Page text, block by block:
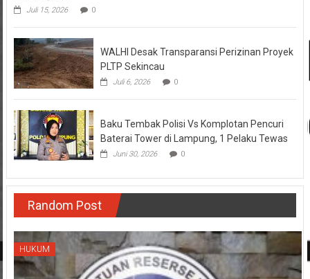
Juli 15, 2026 0
WALHI Desak Transparansi Perizinan Proyek
PLTP Sekincau
Juli 6, 2026 0
Baku Tembak Polisi Vs Komplotan Pencuri
Baterai Tower di Lampung, 1 Pelaku Tewas
Juni 30, 2026 0
Random Post
HUKUM